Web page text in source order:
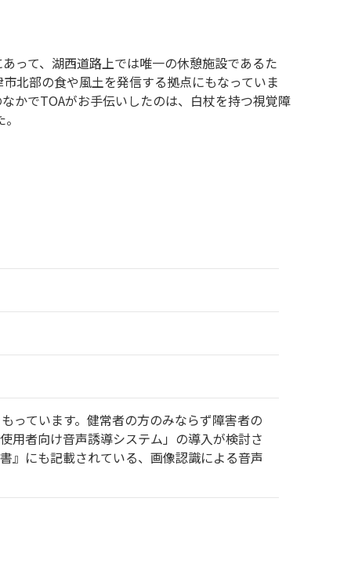
って、湖西道路上では唯一の休憩施設であるた
北部の食や風土を発信する拠点にもなっていま
かでTOAがお手伝いしたのは、白杖を持つ視覚障
っています。健常者の方のみならず障害者の
用者向け音声誘導システム」の導入が検討さ
』にも記載されている、画像認識による音声